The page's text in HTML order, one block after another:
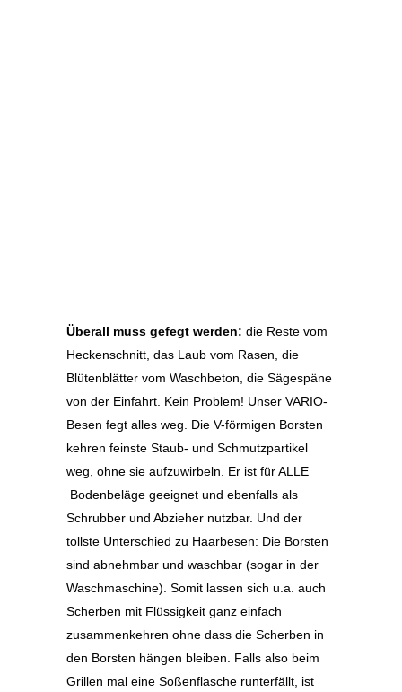
Überall muss gefegt werden: die Reste vom
Heckenschnitt, das Laub vom Rasen, die
Blütenblätter vom Waschbeton, die Sägespäne
von der Einfahrt. Kein Problem! Unser VARIO-
Besen fegt alles weg. Die V-förmigen Borsten
kehren feinste Staub- und Schmutzpartikel
weg, ohne sie aufzuwirbeln. Er ist für ALLE
Bodenbeläge geeignet und ebenfalls als
Schrubber und Abzieher nutzbar. Und der
tollste Unterschied zu Haarbesen: Die Borsten
sind abnehmbar und waschbar (sogar in der
Waschmaschine). Somit lassen sich u.a. auch
Scherben mit Flüssigkeit ganz einfach
zusammenkehren ohne dass die Scherben in
den Borsten hängen bleiben. Falls also beim
Grillen mal eine Soßenflasche runterfällt, ist